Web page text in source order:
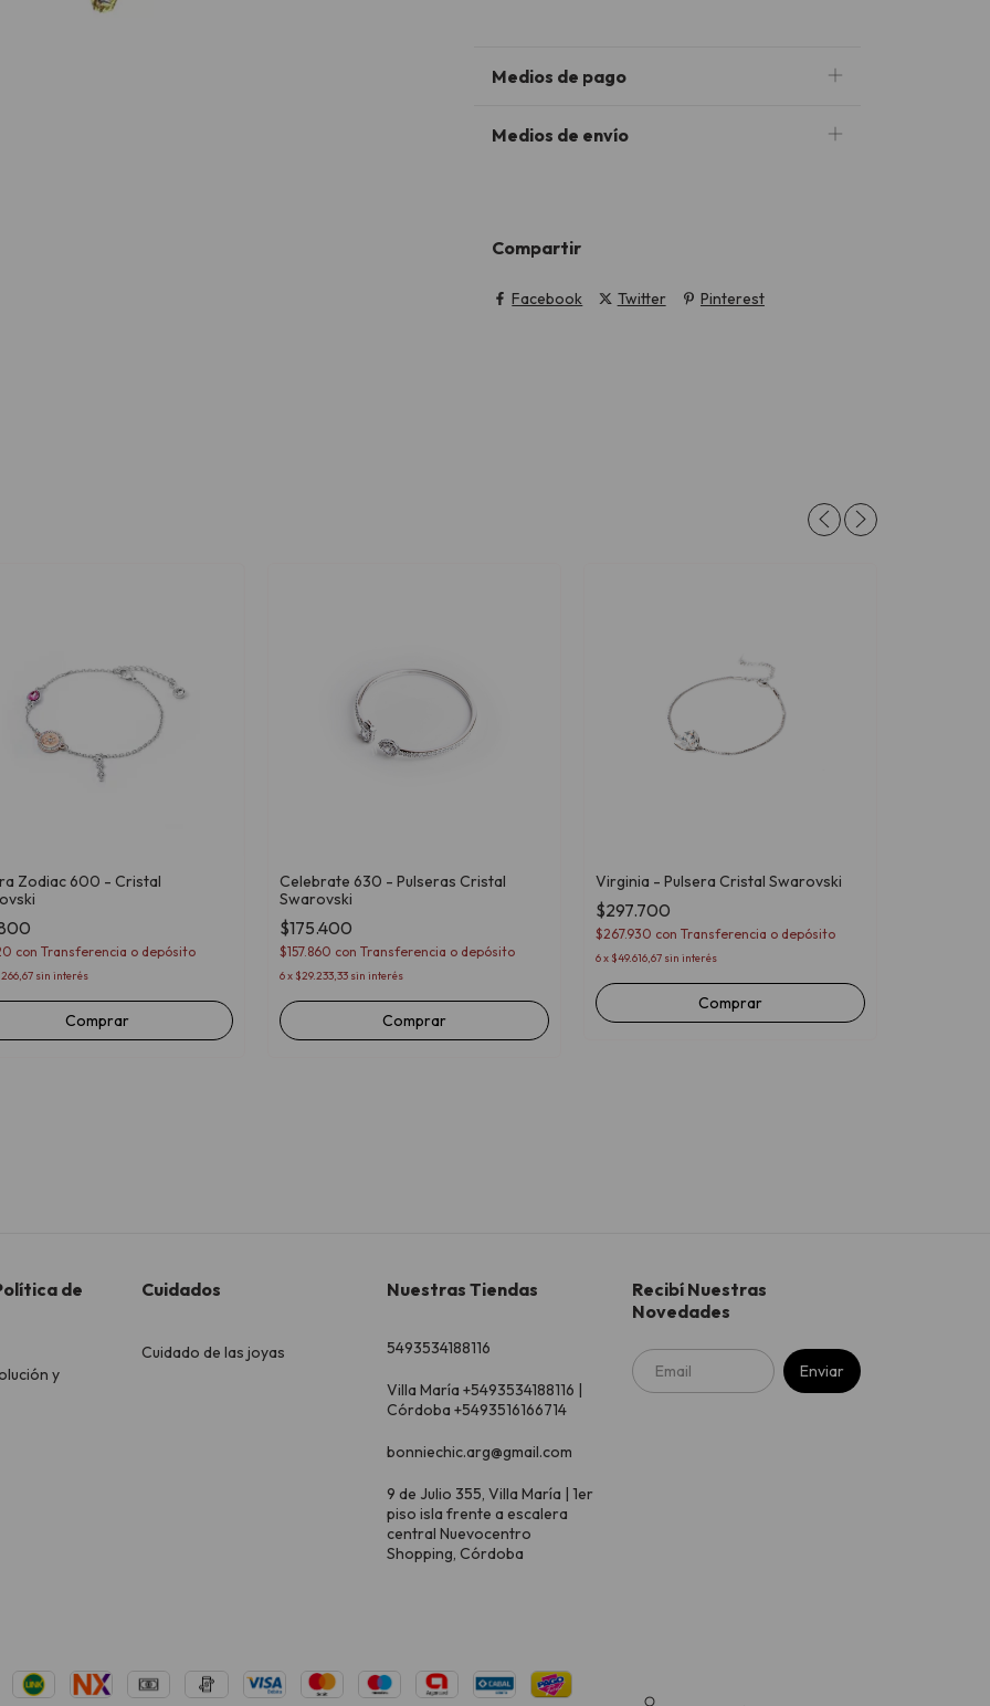
Medios de pago
Medios de envío
Compartir
Facebook Twitter Pinterest
Zodiac 600 - Cristal
con Transferencia o depósito
sin interés
Comprar
Celebrate 630 - Pulseras Cristal
Swarovski
$175.400
$157.860 con Transferencia o depósito
6x $29.233,33 sin interés
Comprar
Virginia - Pulsera Cristal Swarovski
$297.700
$267.930 con Transferencia o depósito
6x $49.616,67 sin interés
de
y
Cuidados
Cuidado de las joyas
Nuestras Tiendas
5493534188116
Villa María +5493534188116 |
Córdoba +5493516166714
bonniechic.arg@gmail.com
9 de Julio 355, Villa María | 1er
piso isla frente a escalera
central Nuevocentro
Shopping, Córdoba
Recibí Nuestras
Novedades